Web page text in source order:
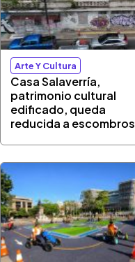
Arte Y Cultura
Casa Salaverría,
patrimonio cultural
edificado, queda
reducida a escombros